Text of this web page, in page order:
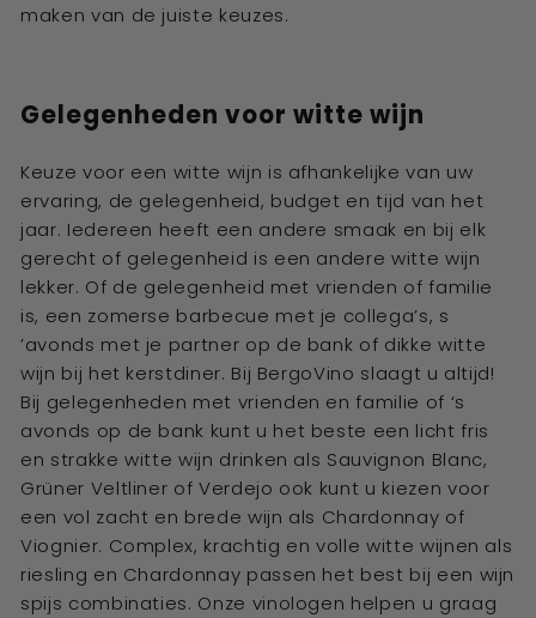
maken van de juiste keuzes.
Gelegenheden voor witte wijn
Keuze voor een witte wijn is afhankelijke van uw
ervaring, de gelegenheid, budget en tijd van het
jaar. Iedereen heeft een andere smaak en bij elk
gerecht of gelegenheid is een andere witte wijn
lekker. Of de gelegenheid met vrienden of familie
is, een zomerse barbecue met je collega’s, s
’avonds met je partner op de bank of dikke witte
wijn bij het kerstdiner. Bij BergoVino slaagt u altijd!
Bij gelegenheden met vrienden en familie of ‘s
avonds op de bank kunt u het beste een licht fris
en strakke witte wijn drinken als Sauvignon Blanc,
Grüner Veltliner of Verdejo ook kunt u kiezen voor
een vol zacht en brede wijn als Chardonnay of
Viognier. Complex, krachtig en volle witte wijnen als
riesling en Chardonnay passen het best bij een wijn
spijs combinaties. Onze vinologen helpen u graag